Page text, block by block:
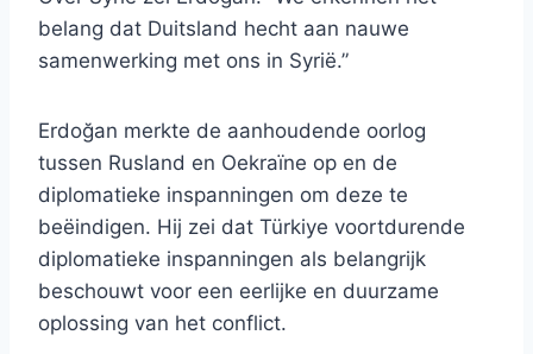
belang dat Duitsland hecht aan nauwe
samenwerking met ons in Syrië.”
Erdoğan merkte de aanhoudende oorlog
tussen Rusland en Oekraïne op en de
diplomatieke inspanningen om deze te
beëindigen. Hij zei dat Türkiye voortdurende
diplomatieke inspanningen als belangrijk
beschouwt voor een eerlijke en duurzame
oplossing van het conflict.